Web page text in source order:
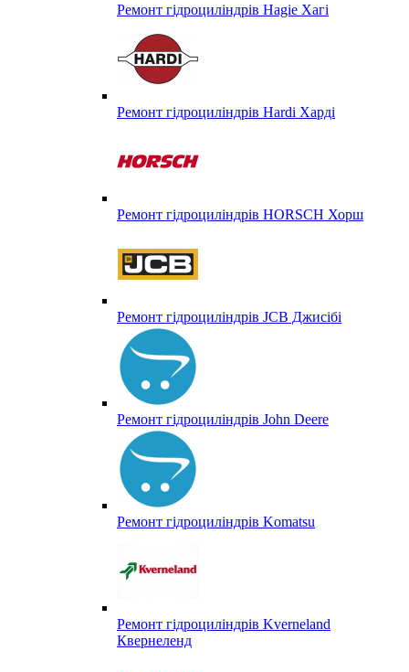
Ремонт гідроциліндрів Hagie Хагі
Ремонт гідроциліндрів Hardi Харді
Ремонт гідроциліндрів HORSCH Хорш
Ремонт гідроциліндрів JCB Джисібі
Ремонт гідроциліндрів John Deere
Ремонт гідроциліндрів Komatsu
Ремонт гідроциліндрів Kverneland
Квернеленд